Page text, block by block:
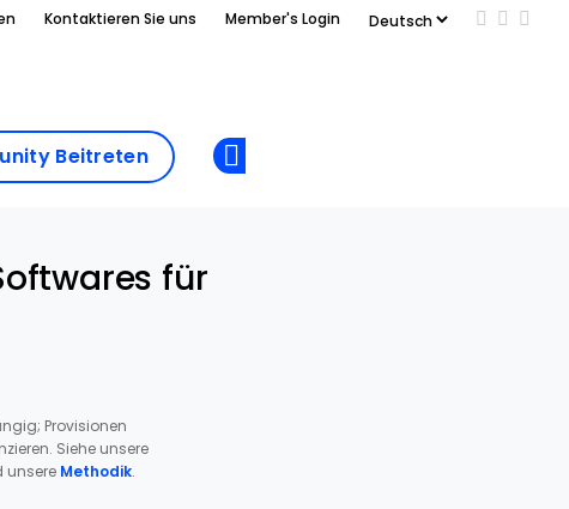
Kontaktieren Sie uns Member's Login Add us
Follow
Beitreten
für
Provisionen
Siehe unsere
unsere Methodik.